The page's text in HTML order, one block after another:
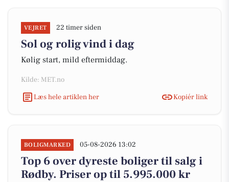
VEJRET 22 timer siden
Sol og rolig vind i dag
Kølig start, mild eftermiddag.
Kilde: MET.no
Læs hele artiklen her
Kopiér link
BOLIGMARKED 05-08-2026 13:02
Top 6 over dyreste boliger til salg i
Rødby. Priser op til 5.995.000 kr